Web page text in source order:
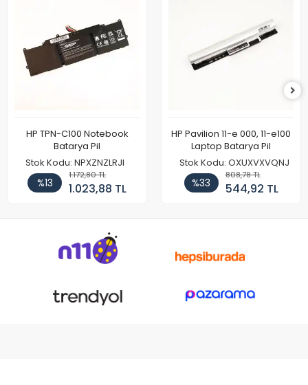
HP TPN-C100 Notebook
Batarya Pil
Stok Kodu: NPXZNZLRJI
%13
1.172,80 TL
1.023,88 TL
HP Pavilion 11-e 000, 11-e100
Laptop Batarya Pil
Stok Kodu: OXUXVXVQNJ
%33
808,78 TL
544,92 TL